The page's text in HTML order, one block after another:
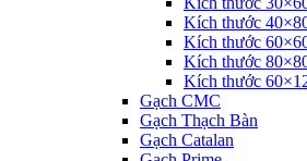
Kích thước
Kích thước
Kích thước
Kích thước
Gạch CMC
Gạch Thạch Bàn
Gạch Catalan